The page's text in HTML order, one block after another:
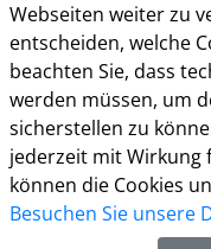
Öffnungszeiten
Die allgemeinen
(telefonische
Montag bis
Freitag: 8.30 Uhr bis
Webseiten weiter zu
entscheiden, welche
beachten Sie, dass
werden müssen, um
sicherstellen zu
jederzeit mit Wirkung
können die Cookies
Besuchen Sie unsere